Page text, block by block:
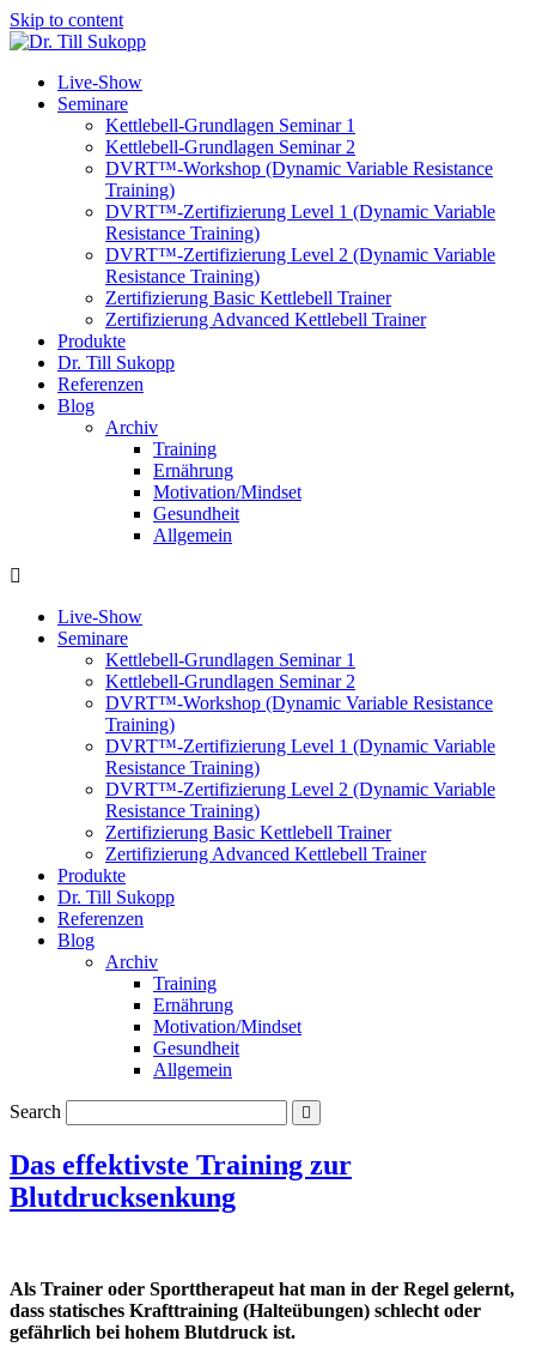
Skip to content
Live-Show
Seminare
Kettlebell-Grundlagen Seminar 1
Kettlebell-Grundlagen Seminar 2
DVRT™-Workshop (Dynamic Variable Resistance
Training)
DVRT™-Zertifizierung Level 1 (Dynamic Variable
Resistance Training)
DVRT™-Zertifizierung Level 2 (Dynamic Variable
Resistance Training)
Zertifizierung Basic Kettlebell Trainer
Zertifizierung Advanced Kettlebell Trainer
Produkte
Dr. Till Sukopp
Referenzen
Blog
Archiv
Training
Ernährung
Motivation/Mindset
Gesundheit
Allgemein
Live-Show
Seminare
Kettlebell-Grundlagen Seminar 1
Kettlebell-Grundlagen Seminar 2
DVRT™-Workshop (Dynamic Variable Resistance
Training)
DVRT™-Zertifizierung Level 1 (Dynamic Variable
Resistance Training)
DVRT™-Zertifizierung Level 2 (Dynamic Variable
Resistance Training)
Zertifizierung Basic Kettlebell Trainer
Zertifizierung Advanced Kettlebell Trainer
Produkte
Dr. Till Sukopp
Referenzen
Blog
Archiv
Training
Ernährung
Motivation/Mindset
Gesundheit
Allgemein
Search
Das effektivste Training zur
Blutdrucksenkung
Als Trainer oder Sporttherapeut hat man in der Regel gelernt,
dass statisches Krafttraining (Halteübungen) schlecht oder
gefährlich bei hohem Blutdruck ist.